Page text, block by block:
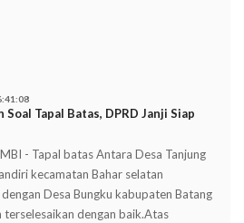
Tapal Batas, DPRD Janji Siap
- Tapal batas Antara Desa Tanjung
kecamatan Bahar selatan
Desa Bungku kabupaten Batang
terselesaikan dengan baik.Atas